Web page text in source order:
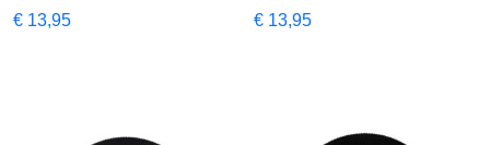
€ 13,95 € 13,95